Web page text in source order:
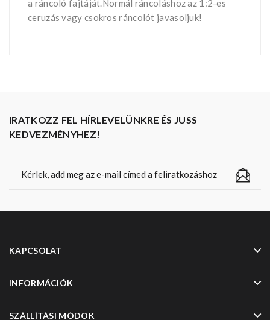
a ráncoló fajtáját.Normál ráncoláshoz az 1:2-es
ceruzás vagy csokros ráncolót javasoljuk!
IRATKOZZ FEL HÍRLEVELÜNKRE ÉS JUSS
KEDVEZMÉNYHEZ!
KAPCSOLAT
INFORMÁCIÓK
SZÁLLÍTÁSI MÓDOK